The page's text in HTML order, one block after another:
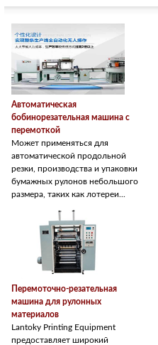
Автоматическая
бобинорезательная машина с
перемоткой
Может применяться для
автоматической продольной
резки, производства и упаковки
бумажных рулонов небольшого
размера, таких как лотереи...
Перемоточно-резательная
машина для рулонных
материалов
Lantoky Printing Equipment
предоставляет широкий